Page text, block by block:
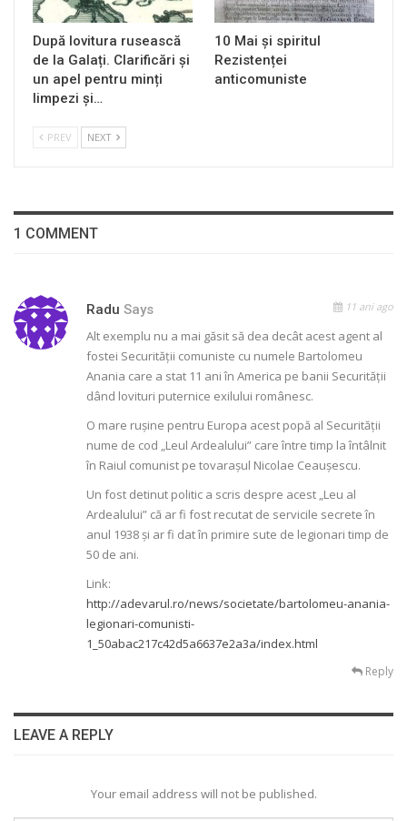
După lovitura rusească
de la Galați. Clarificări și
un apel pentru minți
limpezi și…
10 Mai și spiritul
Rezistenței
anticomuniste
PREV NEXT
1 COMMENT
Radu Says 11 ani ago
Alt exemplu nu a mai găsit să dea decât acest agent al
fostei Securității comuniste cu numele Bartolomeu
Anania care a stat 11 ani în America pe banii Securității
dând lovituri puternice exilului românesc.
O mare rușine pentru Europa acest popă al Securității
nume de cod „Leul Ardealului” care între timp la întâlnit
în Raiul comunist pe tovarașul Nicolae Ceaușescu.
Un fost detinut politic a scris despre acest „Leu al
Ardealului” că ar fi fost recutat de servicile secrete în
anul 1938 și ar fi dat în primire sute de legionari timp de
50 de ani.
Link:
http://adevarul.ro/news/societate/bartolomeu-anania-
legionari-comunisti-
1_50abac217c42d5a6637e2a3a/index.html
Reply
LEAVE A REPLY
Your email address will not be published.